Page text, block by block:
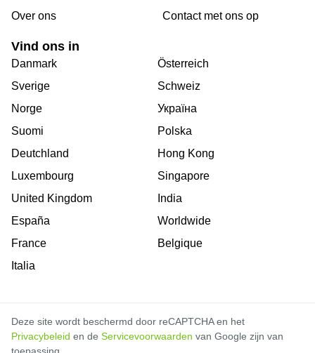
Over ons
Сontact met ons op
Vind ons in
Danmark
Sverige
Norge
Suomi
Deutchland
Luxembourg
United Kingdom
España
France
Italia
Österreich
Schweiz
Україна
Polska
Hong Kong
Singapore
India
Worldwide
Belgique
Deze site wordt beschermd door reCAPTCHA en het
Privacybeleid en de Servicevoorwaarden van Google zijn van